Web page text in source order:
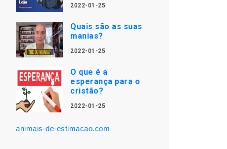
2022-01-25
Quais são as suas
manias?
2022-01-25
O que é a
esperança para o
cristão?
2022-01-25
animais-de-estimacao.com